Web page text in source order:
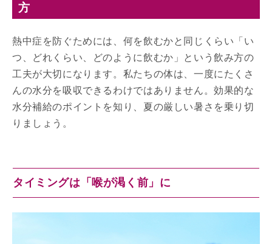
方
熱中症を防ぐためには、何を飲むかと同じくらい「い
つ、どれくらい、どのように飲むか」という飲み方の
工夫が大切になります。私たちの体は、一度にたくさ
んの水分を吸収できるわけではありません。効果的な
水分補給のポイントを知り、夏の厳しい暑さを乗り切
りましょう。
タイミングは「喉が渇く前」に